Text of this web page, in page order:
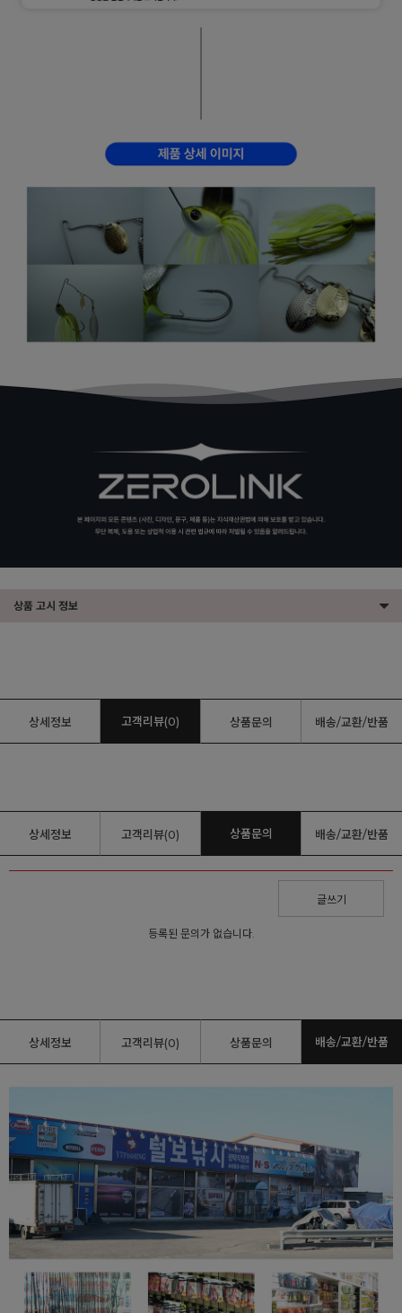
상품 고시 정보
상세정보 고객리뷰(0) 상품문의 배송/교환/반품
상세정보 고객리뷰(0) 상품문의 배송/교환/반품
글쓰기
등록된 문의가 없습니다.
상세정보 고객리뷰(0) 상품문의 배송/교환/반품